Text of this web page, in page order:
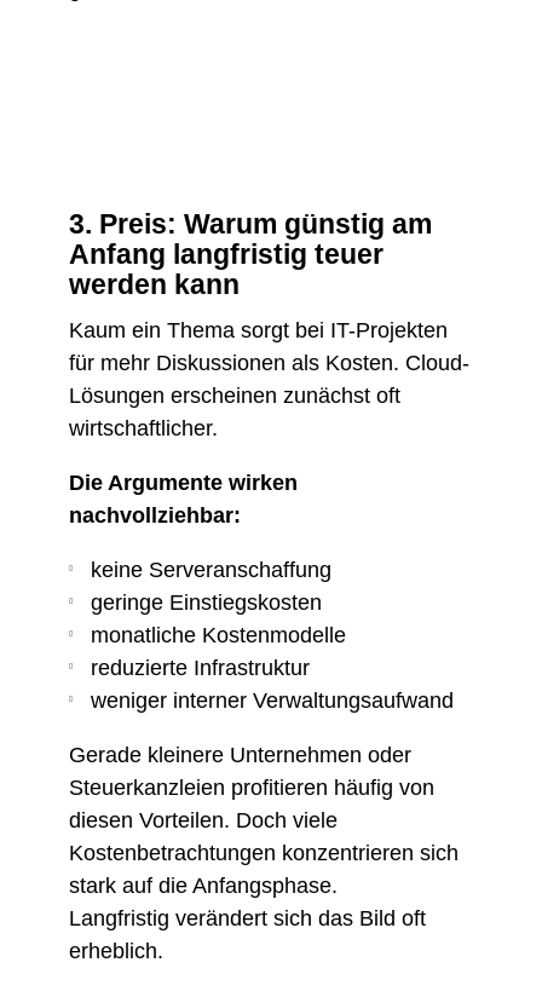
3. Preis: Warum günstig am
Anfang langfristig teuer
werden kann
Kaum ein Thema sorgt bei IT-Projekten
für mehr Diskussionen als Kosten. Cloud-
Lösungen erscheinen zunächst oft
wirtschaftlicher.
Die Argumente wirken
nachvollziehbar:
keine Serveranschaffung
geringe Einstiegskosten
monatliche Kostenmodelle
reduzierte Infrastruktur
weniger interner Verwaltungsaufwand
Gerade kleinere Unternehmen oder
Steuerkanzleien profitieren häufig von
diesen Vorteilen. Doch viele
Kostenbetrachtungen konzentrieren sich
stark auf die Anfangsphase.
Langfristig verändert sich das Bild oft
erheblich.